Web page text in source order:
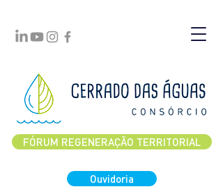
FÓRUM REGENERAÇÃO TERRITORIAL
Ouvidoria